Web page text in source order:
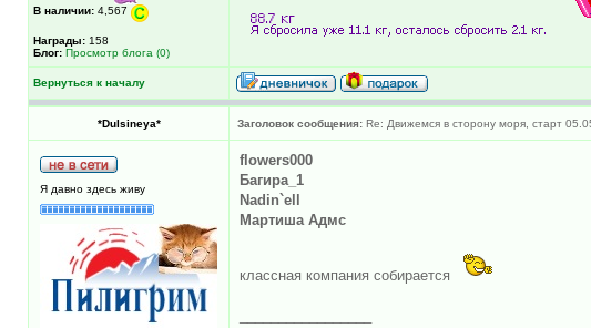
В наличии: 4,567
Награды: 158
Блог: Просмотр блога (0)
Вернуться к началу
*Dulsineya* Заголовок сообщения: Re: Движемся в сторону моря, старт
Я давно здесь живу
flowers000
Багира_1
Nadin`ell
Мартиша Адмс
классная компания собирается